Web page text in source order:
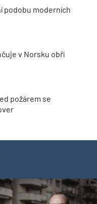
podobu moderních
v Norsku obří
požárem se